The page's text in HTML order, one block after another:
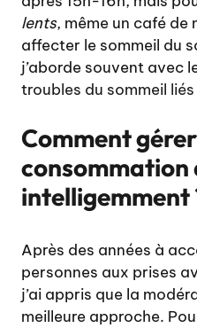
lents, même un café de
affecter le sommeil du
j’aborde souvent avec
troubles du sommeil
Comment
consommation
intelligemment
Après des années à
personnes aux prises
j’ai appris que la
meilleure approche.